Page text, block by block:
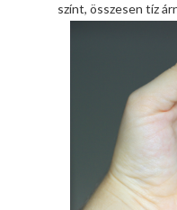
színt, összesen tíz